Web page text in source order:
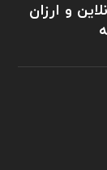
و ارزان